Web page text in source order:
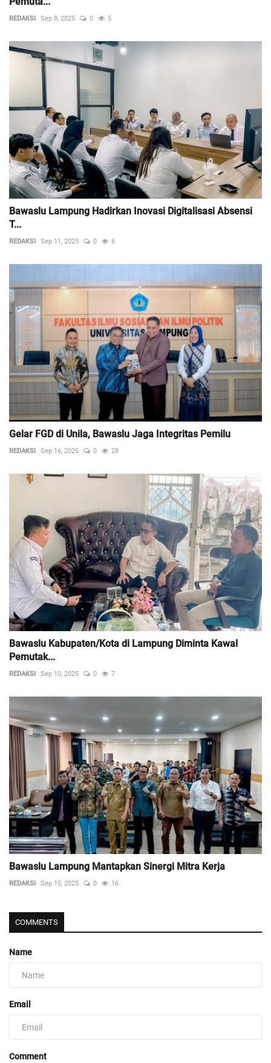
REDAKSI Sep 8, 2025 0 5
Bawaslu Lampung Hadirkan Inovasi Digitalisasi Absensi
T...
REDAKSI Sep 11, 2025 0 6
Gelar FGD di Unila, Bawaslu Jaga Integritas Pemilu
REDAKSI Sep 16, 2025 0 28
Bawaslu Kabupaten/Kota di Lampung Diminta Kawal
Pemutak...
REDAKSI Sep 10, 2025 0 7
Bawaslu Lampung Mantapkan Sinergi Mitra Kerja
REDAKSI Sep 15, 2025 0 16
COMMENTS
Name
Email
Comment